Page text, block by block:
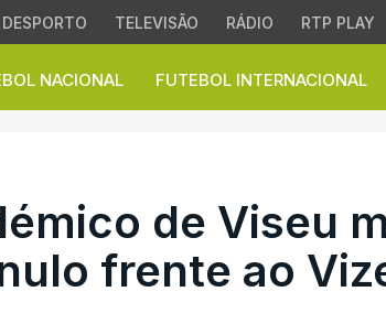
DESPORTO TELEVISÃO RÁDIO RTP PLAY
NACIONAL FUTEBOL INTERNACIONAL
de Viseu
de Viseu
frente ao